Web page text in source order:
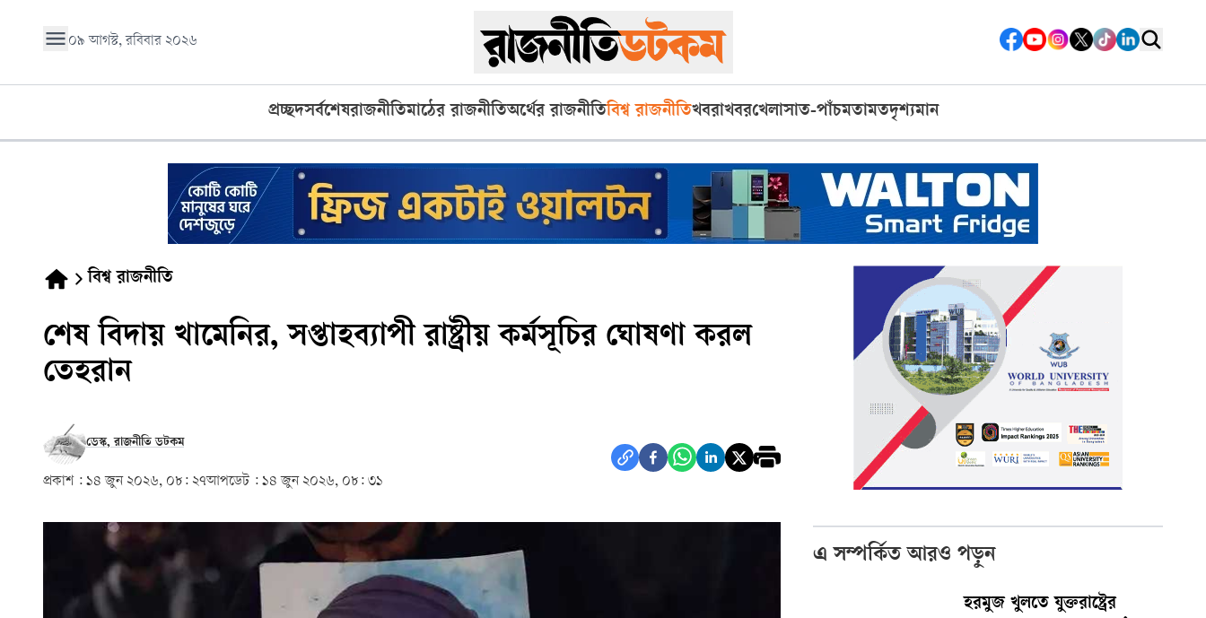
০৯ আগস্ট, রবিবার ২০২৬
প্রচ্ছদসর্বশেষরাজনীতিমাঠের রাজনীতিঅর্থের রাজনীতিবিশ্ব রাজনীতিখবরাখবরখেলাসাত-পাঁচমতামতদৃশ্যমান
বিশ্ব রাজনীতি
শেষ বিদায় খামেনির, সপ্তাহব্যাপী রাষ্ট্রীয় কর্মসূচির ঘোষণা করল
তেহরান
ডেস্ক, রাজনীতি ডটকম
প্রকাশ : ১৪ জুন ২০২৬, ০৮: ২৭আপডেট : ১৪ জুন ২০২৬, ০৮: ৩১
এ সম্পর্কিত আরও পড়ুন
হরমুজ খুলতে যুক্তরাষ্ট্রের